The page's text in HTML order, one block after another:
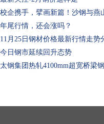
校企携手，擘画新篇！沙钢与燕
年尾行情，还会涨吗？
11月25日钢材价格最新行情走势
今日钢市延续回升态势
太钢集团热轧4100mm超宽桥梁